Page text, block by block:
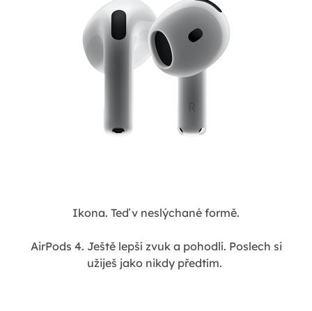
Ikona. Teď v neslýchané formě.
AirPods 4. Ještě lepší zvuk a pohodlí. Poslech si
užiješ jako nikdy předtím.